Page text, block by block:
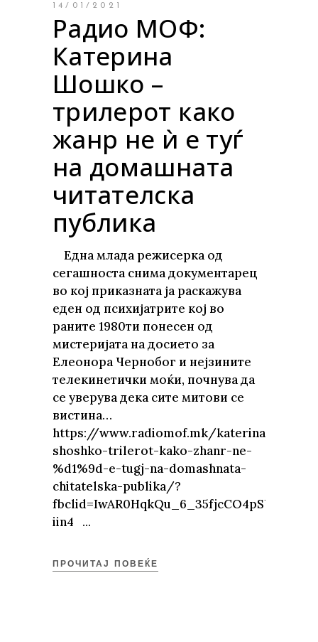
14/01/2021
Радио МОФ:
Катерина
Шошко –
трилерот како
жанр не ѝ е туѓ
на домашната
читателска
публика
Една млада режисерка од
сегашноста снима документарец
во кој приказната ја раскажува
еден од психијатрите кој во
раните 1980ти понесен од
мистеријата на досието за
Елеонора Чернобог и нејзините
телекинетички моќи, почнува да
се уверува дека сите митови се
вистина…
https://www.radiomof.mk/katerina-
shoshko-trilerot-kako-zhanr-ne-
%d1%9d-e-tugj-na-domashnata-
chitatelska-publika/?
iin4
ПРОЧИТАЈ ПОВЕЌЕ